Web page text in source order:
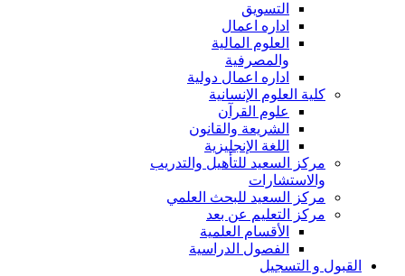
التسويق
اداره اعمال
العلوم المالية
والمصرفية
اداره اعمال دولية
كلية العلوم الإنسانية
علوم القرآن
الشريعة والقانون
اللغة الإنجليزية
مركز السعيد للتأهيل والتدريب
والاستشارات
مركز السعيد للبحث العلمي
مركز التعليم عن بعد
الأقسام العلمية
الفصول الدراسية
القبول و التسجيل